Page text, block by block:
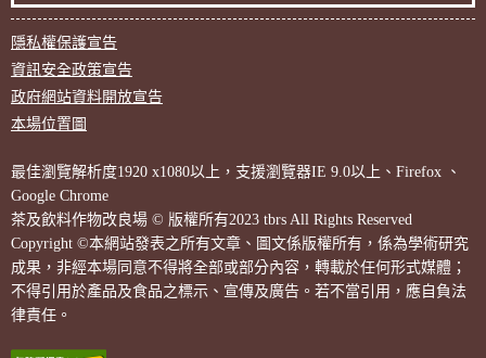
隱私權保護宣告
資訊安全政策宣告
政府網站資料開放宣告
本場位置圖
最佳瀏覽解析度1920 x1080以上，支援瀏覽器IE 9.0以上、Firefox 、
Google Chrome
茶及飲料作物改良場 © 版權所有2023 tbrs All Rights Reserved
Copyright ©本網站發表之所有文章、圖文係版權所有，係為學術研究
成果，非經本場同意不得將全部或部分內容，轉載於任何形式媒體；
不得引用於產品及食品之標示、宣傳及廣告。若不當引用，應自負法
律責任。